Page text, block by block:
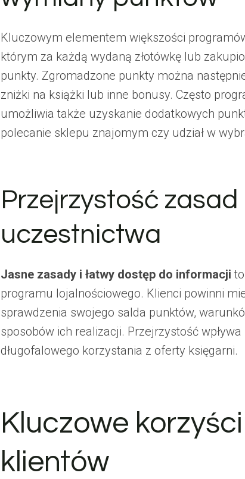
Kluczowym elementem większości
którym za każdą wydaną złotówkę lub
punkty. Zgromadzone punkty można
zniżki na książki lub inne bonusy. Często
umożliwia także uzyskanie dodatkowych
polecanie sklepu znajomym czy udział w
Przejrzystość zasad
uczestnictwa
Jasne zasady i łatwy dostęp do informacji
programu lojalnościowego. Klienci powinni
sprawdzenia swojego salda punktów,
sposobów ich realizacji. Przejrzystość
długofalowego korzystania z oferty księgarni.
Kluczowe
klientów